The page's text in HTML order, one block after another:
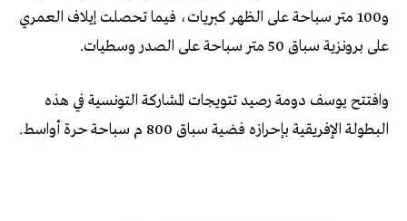
و100 متر سباحة على الظهر كبريات، فيما تحصلت إيلاف العمري
على برونزية سباق 50 متر سباحة على الصدر وسطيات.
وافتتح يوسف دومة رصيد تتويجات المشاركة التونسية في هذه
البطولة الإفريقية بإحرازه فضية سباق 800 م سباحة حرة أواسط.